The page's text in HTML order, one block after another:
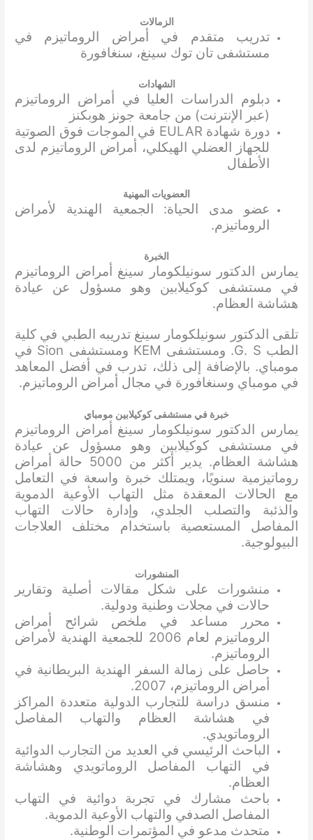
الزمالات
تدريب متقدم في أمراض الروماتيزم في
مستشفى تان توك سينغ، سنغافورة
الشهادات
دبلوم الدراسات العليا في أمراض الروماتيزم
(عبر الإنترنت) من جامعة جونز هوبكنز
دورة شهادة EULAR في الموجات فوق الصوتية
للجهاز العضلي الهيكلي، أمراض الروماتيزم لدى
الأطفال
العضويات المهنية
عضو مدى الحياة: الجمعية الهندية لأمراض
الروماتيزم.
الخبرة
يمارس الدكتور سونيلكومار سينغ أمراض الروماتيزم
في مستشفى كوكيلابين وهو مسؤول عن عيادة
هشاشة العظام.
تلقى الدكتور سونيلكومار سينغ تدريبه الطبي في كلية
الطب G. S. ومستشفى KEM ومستشفى Sion في
مومباي. بالإضافة إلى ذلك، تدرب في أفضل المعاهد
في مومباي وسنغافورة في مجال أمراض الروماتيزم.
خبرة في مستشفى كوكيلابين مومباي
يمارس الدكتور سونيلكومار سينغ أمراض الروماتيزم
في مستشفى كوكيلابين وهو مسؤول عن عيادة
هشاشة العظام. يدير أكثر من 5000 حالة أمراض
روماتيزمية سنويًا، ويمتلك خبرة واسعة في التعامل
مع الحالات المعقدة مثل التهاب الأوعية الدموية
والذئبة والتصلب الجلدي، وإدارة حالات التهاب
المفاصل المستعصية باستخدام مختلف العلاجات
البيولوجية.
المنشورات
منشورات على شكل مقالات أصلية وتقارير
حالات في مجلات وطنية ودولية.
محرر مساعد في ملخص شرائح أمراض
الروماتيزم لعام 2006 للجمعية الهندية لأمراض
الروماتيزم.
حاصل على زمالة السفر الهندية البريطانية في
أمراض الروماتيزم، 2007.
منسق دراسة للتجارب الدولية متعددة المراكز
في هشاشة العظام والتهاب المفاصل
الروماتويدي.
الباحث الرئيسي في العديد من التجارب الدوائية
في التهاب المفاصل الروماتويدي وهشاشة
العظام.
باحث مشارك في تجربة دوائية في التهاب
المفاصل الصدفي والتهاب الأوعية الدموية.
متحدث مدعو في المؤتمرات الوطنية.